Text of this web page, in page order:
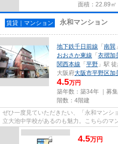
面積：22.89㎡
賃貸｜マンション 永和マンション
地下鉄千日前線 「南巽
おおさか東線 「衣摺加
関西本線 「平野 」駅
大阪府大阪市平野区加
4.5万円
築年数：築34年 ｜募集
階数：4階建
ぜひ一度見ていただきたい、「永和マンシ
立大池中学校があるのも魅力。こちらのマ
払いいただけます。通風良好...
4.5万円